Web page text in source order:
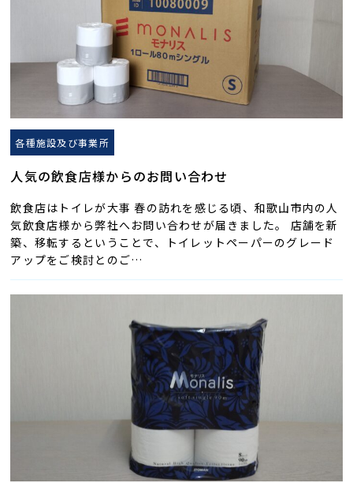
各種施設及び事業所
人気の飲食店様からのお問い合わせ
飲食店はトイレが大事 春の訪れを感じる頃、和歌山市内の人
気飲食店様から弊社へお問い合わせが届きました。 店舗を新
築、移転するということで、トイレットペーパーのグレード
アップをご検討とのご…